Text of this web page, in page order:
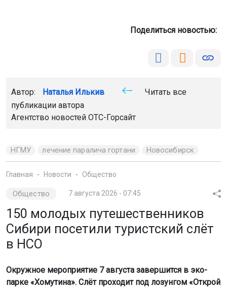
Поделиться новостью:
Автор: Наталья Илькив
Читать все
публикации автора
Агентство новостей ОТС-Горсайт
НГМУ лечение паралича гортани Новосибирск
Главная Новости Общество
Общество 7 августа 2026 - 07:45
150 молодых путешественников
Сибири посетили туристский слёт
в НСО
Окружное мероприятие 7 августа завершится в эко-
парке «Хомутина». Слёт проходит под лозунгом «Открой